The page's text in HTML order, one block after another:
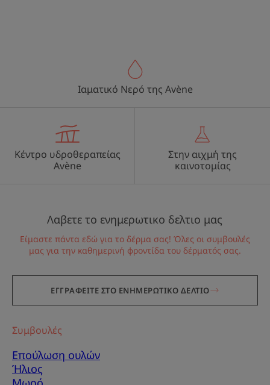
Ιαματικό Νερό της Avène
Κέντρο υδροθεραπείας
Avène
Στην αιχμή της
καινοτομίας
Λαβετε το ενημερωτικο δελτιο μας
Είμαστε πάντα εδώ για το δέρμα σας! Όλες οι συμβουλές
μας για την καθημερινή φροντίδα του δέρματός σας.
ΕΓΓΡΑΦΕΙΤΕ ΣΤΟ ΕΝΗΜΕΡΩΤΙΚΟ ΔΕΛΤΙΟ
Συμβουλές
Επούλωση ουλών
Ήλιος